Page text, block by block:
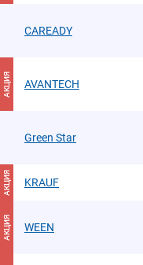
CAREADY
АКЦИЯ AVANTECH
Green Star
АКЦИЯ KRAUF
АКЦИЯ WEEN